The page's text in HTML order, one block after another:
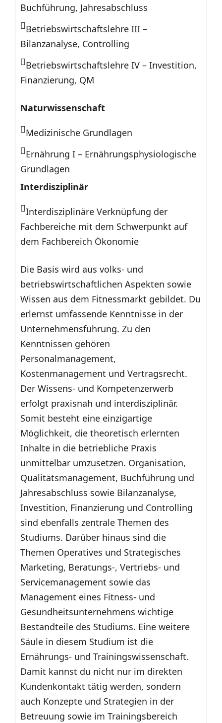
Buchführung, Jahresabschluss
Betriebswirtschaftslehre III –
Bilanzanalyse, Controlling
Betriebswirtschaftslehre IV – Investition,
Finanzierung, QM
Naturwissenschaft
Medizinische Grundlagen
Ernährung I – Ernährungsphysiologische
Grundlagen
Interdisziplinär
Interdisziplinäre Verknüpfung der
Fachbereiche mit dem Schwerpunkt auf
dem Fachbereich Ökonomie
Die Basis wird aus volks- und
betriebswirtschaftlichen Aspekten sowie
Wissen aus dem Fitnessmarkt gebildet. Du
erlernst umfassende Kenntnisse in der
Unternehmensführung. Zu den
Kenntnissen gehören
Personalmanagement,
Kostenmanagement und Vertragsrecht.
Der Wissens- und Kompetenzerwerb
erfolgt praxisnah und interdisziplinär.
Somit besteht eine einzigartige
Möglichkeit, die theoretisch erlernten
Inhalte in die betriebliche Praxis
unmittelbar umzusetzen. Organisation,
Qualitätsmanagement, Buchführung und
Jahresabschluss sowie Bilanzanalyse,
Investition, Finanzierung und Controlling
sind ebenfalls zentrale Themen des
Studiums. Darüber hinaus sind die
Themen Operatives und Strategisches
Marketing, Beratungs-, Vertriebs- und
Servicemanagement sowie das
Management eines Fitness- und
Gesundheitsunternehmens wichtige
Bestandteile des Studiums. Eine weitere
Säule in diesem Studium ist die
Ernährungs- und Trainingswissenschaft.
Damit kannst du nicht nur im direkten
Kundenkontakt tätig werden, sondern
auch Konzepte und Strategien in der
Betreuung sowie im Trainingsbereich